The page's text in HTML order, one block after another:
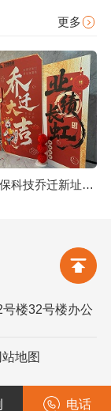
更多
青岛力维环保科技乔迁新址：启航绿色发展新征程
楼32号楼办公
站地图
电话